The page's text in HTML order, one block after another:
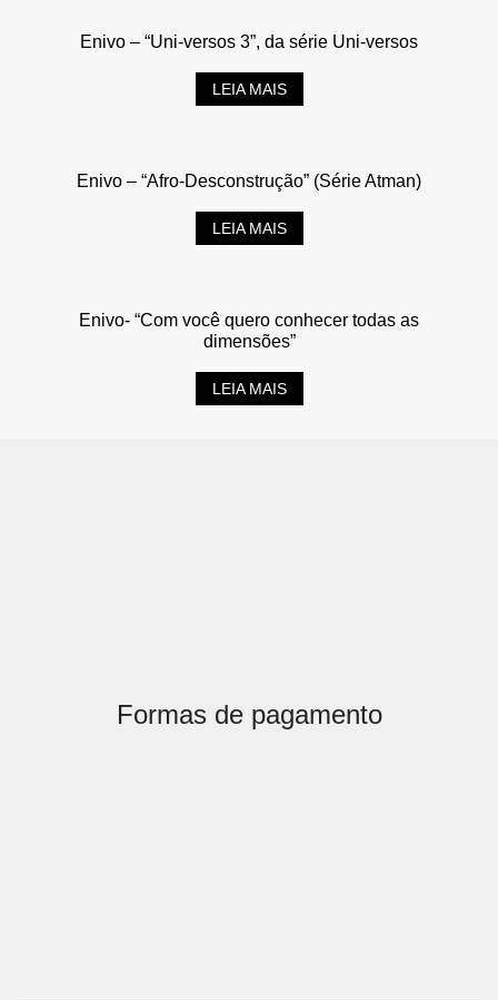
Enivo – “Uni-versos 3”, da série Uni-versos
LEIA MAIS
Enivo – “Afro-Desconstrução” (Série Atman)
LEIA MAIS
Enivo- “Com você quero conhecer todas as
dimensões”
LEIA MAIS
Formas de pagamento